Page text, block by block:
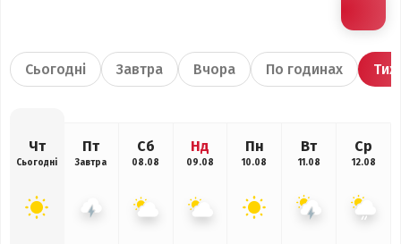
Сьогодні Завтра Вчора По годинах
Чт
Сьогодні
Пт
Завтра
Сб
08.08
Нд
09.08
Пн
10.08
Вт
11.08
Ср
12.08